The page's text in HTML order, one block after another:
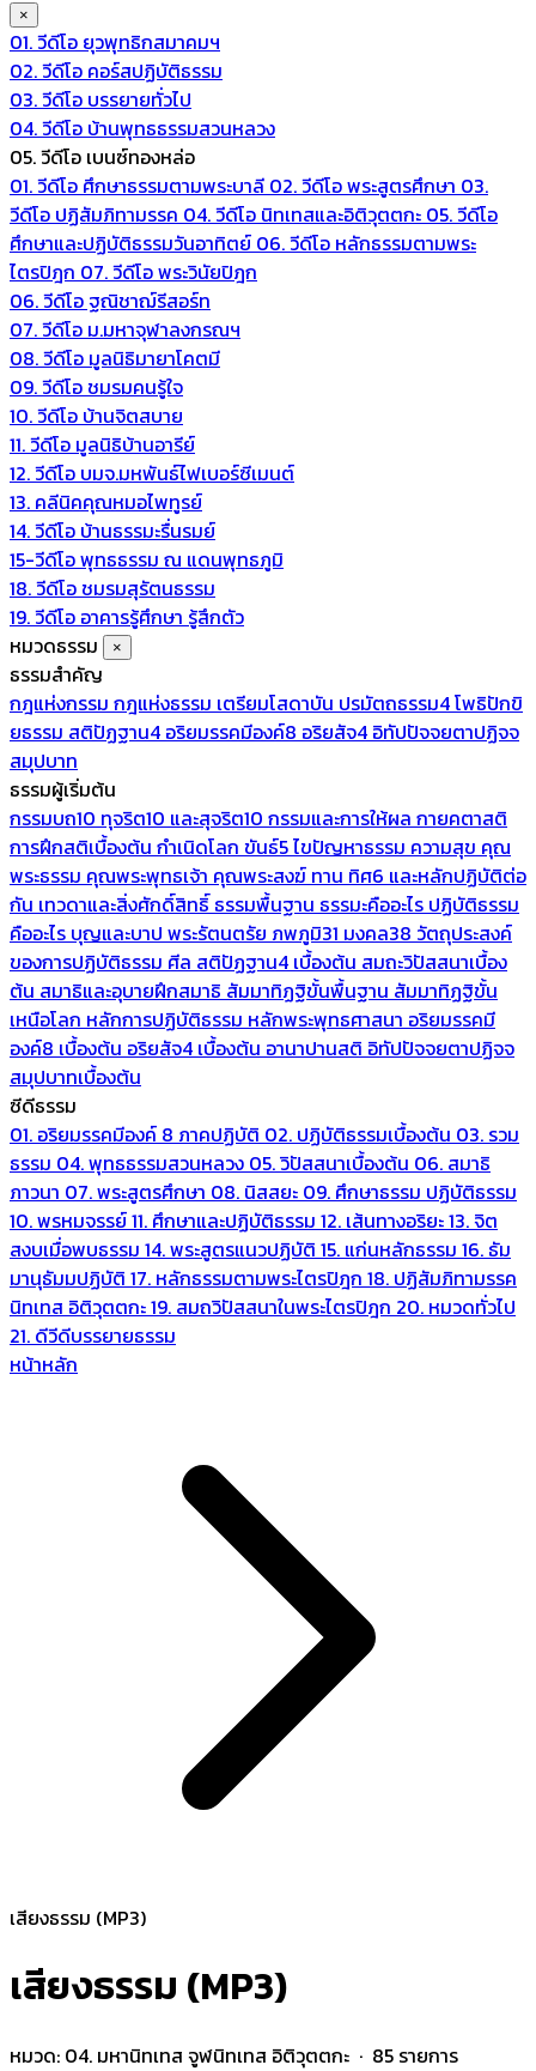
×
01. วีดีโอ ยุวพุทธิกสมาคมฯ
02. วีดีโอ คอร์สปฏิบัติธรรม
03. วีดีโอ บรรยายทั่วไป
04. วีดีโอ บ้านพุทธธรรมสวนหลวง
05. วีดีโอ เบนซ์ทองหล่อ
01. วีดีโอ ศึกษาธรรมตามพระบาลี 02. วีดีโอ พระสูตรศึกษา 03.
วีดีโอ ปฏิสัมภิทามรรค 04. วีดีโอ นิทเทสและอิติวุตตกะ 05. วีดีโอ
ศึกษาและปฏิบัติธรรมวันอาทิตย์ 06. วีดีโอ หลักธรรมตามพระ
ไตรปิฎก 07. วีดีโอ พระวินัยปิฎก
06. วีดีโอ ฐณิชาฌ์รีสอร์ท
07. วีดีโอ ม.มหาจุฬาลงกรณฯ
08. วีดีโอ มูลนิธิมายาโคตมี
09. วีดีโอ ชมรมคนรู้ใจ
10. วีดีโอ บ้านจิตสบาย
11. วีดีโอ มูลนิธิบ้านอารีย์
12. วีดีโอ บมจ.มหพันธ์ไฟเบอร์ซีเมนต์
13. คลีนิคคุณหมอไพทูรย์
14. วีดีโอ บ้านธรรมะรื่นรมย์
15-วีดีโอ พุทธธรรม ณ แดนพุทธภูมิ
18. วีดีโอ ชมรมสุรัตนธรรม
19. วีดีโอ อาคารรู้ศึกษา รู้สึกตัว
หมวดธรรม
×
ธรรมสำคัญ
กฎแห่งกรรม กฎแห่งธรรม เตรียมโสดาบัน ปรมัตถธรรม4โพธิปักขิ
ยธรรม สติปัฏฐาน4 อริยมรรคมีองค์8 อริยสัจ4 อิทัปปัจจยตาปฏิจจ
สมุปบาท
ธรรมผู้เริ่มต้น
กรรมบถ10 ทุจริต10 และสุจริต10 กรรมและการให้ผล กายคตาสติ
การฝึกสติเบื้องต้น กำเนิดโลก ขันธ์5ไขปัญหาธรรม ความสุข คุณ
พระธรรม คุณพระพุทธเจ้า คุณพระสงฆ์ ทาน ทิศ6 และหลักปฏิบัติต่อ
กัน เทวดาและสิ่งศักดิ์สิทธิ์ธรรมพื้นฐาน ธรรมะคืออะไร ปฏิบัติธรรม
คืออะไร บุญและบาป พระรัตนตรัย ภพภูมิ31 มงคล38 วัตถุประสงค์
ของการปฏิบัติธรรม ศีล สติปัฏฐาน4 เบื้องต้น สมถะวิปัสสนาเบื้อง
ต้น สมาธิและอุบายฝึกสมาธิ สัมมาทิฏฐิขั้นพื้นฐาน สัมมาทิฏฐิขั้น
เหนือโลก หลักการปฏิบัติธรรม หลักพระพุทธศาสนา อริยมรรคมี
องค์8 เบื้องต้น อริยสัจ4 เบื้องต้น อานาปานสติ อิทัปปัจจยตาปฏิจจ
สมุปบาทเบื้องต้น
ซีดีธรรม
01. อริยมรรคมีองค์ 8 ภาคปฏิบัติ 02. ปฏิบัติธรรมเบื้องต้น 03. รวม
ธรรม 04. พุทธธรรมสวนหลวง 05. วิปัสสนาเบื้องต้น 06. สมาธิ
ภาวนา 07. พระสูตรศึกษา 08. นิสสยะ 09. ศึกษาธรรม ปฏิบัติธรรม
10. พรหมจรรย์11. ศึกษาและปฏิบัติธรรม 12. เส้นทางอริยะ13. จิต
สงบเมื่อพบธรรม 14. พระสูตรแนวปฏิบัติ 15. แก่นหลักธรรม 16. ธัม
มานุธัมมปฏิบัติ 17. หลักธรรมตามพระไตรปิฎก 18. ปฏิสัมภิทามรรค
นิทเทส อิติวุตตกะ19. สมถวิปัสสนาในพระไตรปิฎก 20. หมวดทั่วไป
21. ดีวีดีบรรยายธรรม
หน้าหลัก
เสียงธรรม (MP3)
เสียงธรรม (MP3)
หมวด: 04. มหานิทเทส จูฬนิทเทส อิติวุตตกะ · 85 รายการ